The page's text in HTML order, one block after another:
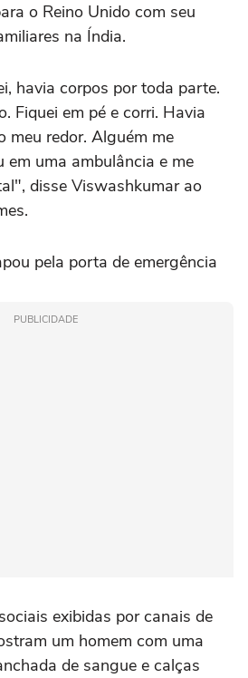
o Reino Unido com seu
na Índia.
havia corpos por toda parte.
Fiquei em pé e corri. Havia
meu redor. Alguém me
em uma ambulância e me
disse Viswashkumar ao
pela porta de emergência
PUBLICIDADE
exibidas por canais de
um homem com uma
de sangue e calças